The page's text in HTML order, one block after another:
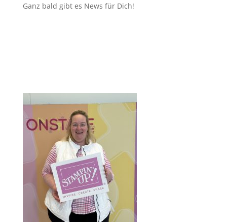
Ganz bald gibt es News für Dich!